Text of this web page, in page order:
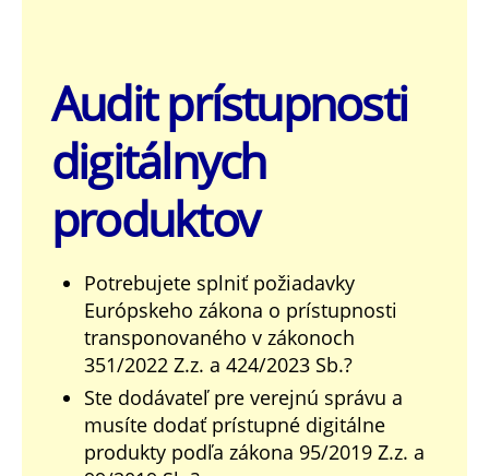
Audit prístupnosti
digitálnych
produktov
Potrebujete splniť požiadavky
Európskeho zákona o prístupnosti
transponovaného v zákonoch
351/2022 Z.z. a 424/2023 Sb.?
Ste dodávateľ pre verejnú správu a
musíte dodať prístupné digitálne
produkty podľa zákona 95/2019 Z.z. a